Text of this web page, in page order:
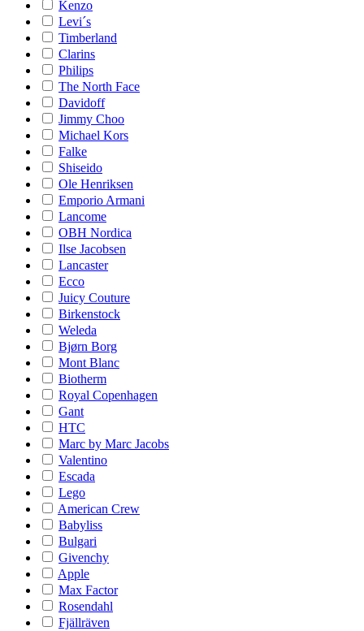
Kenzo
Levi´s
Timberland
Clarins
Philips
The North Face
Davidoff
Jimmy Choo
Michael Kors
Falke
Shiseido
Ole Henriksen
Emporio Armani
Lancome
OBH Nordica
Ilse Jacobsen
Lancaster
Ecco
Juicy Couture
Birkenstock
Weleda
Bjørn Borg
Mont Blanc
Biotherm
Royal Copenhagen
Gant
HTC
Marc by Marc Jacobs
Valentino
Escada
Lego
American Crew
Babyliss
Bulgari
Givenchy
Apple
Max Factor
Rosendahl
Fjällräven